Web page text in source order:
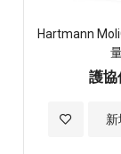
Hartmann
護協
加